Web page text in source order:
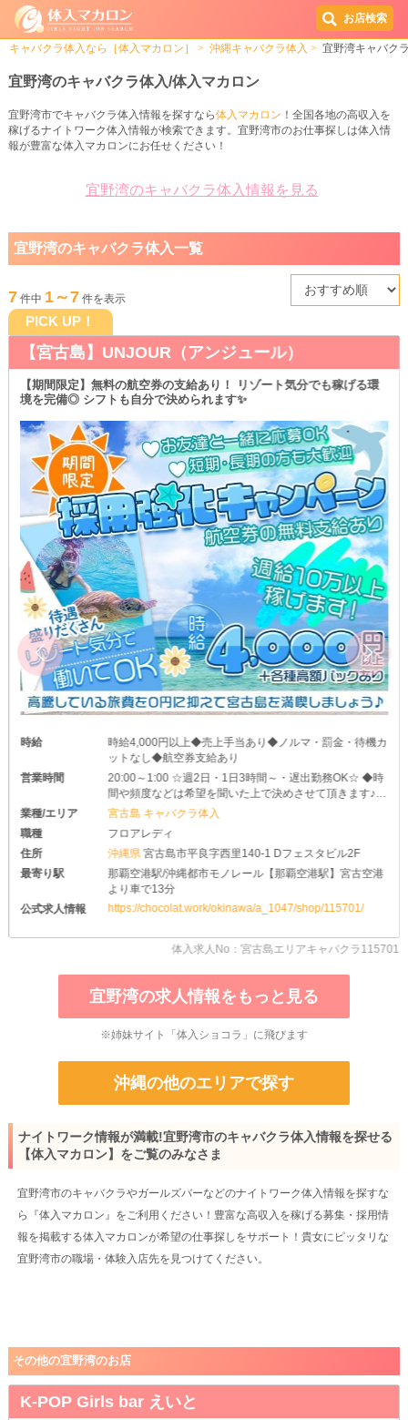
お店検索
キャバクラ体入なら［体入マカロン］ 沖縄キャバクラ体入 宜野湾キャバク
宜野湾のキャバクラ体入/体入マカロン
宜野湾市でキャバクラ体入情報を探すなら体入マカロン ！全国各地の高収入を
稼げるナイトワーク体入情報が検索できます。宜野湾市のお仕事探しは体入情
報が豊富な体入マカロンにお任せください！
宜野湾のキャバクラ体入情報を見る
宜野湾のキャバクラ体入一覧
7 件中 1～7 件を表示
PICK UP！
【宮古島】UNJOUR（アンジュール）
【期間限定】無料の航空券の支給あり！ リゾート気分でも稼げる環
境を完備◎ シフトも自分で決められます✨
時給
時給4,000円以上◆売上手当あり◆ノルマ・罰金・待機カ
ットなし◆航空券支給あり
営業時間
20:00～1:00 ☆週2日・1日3時間～・遅出勤務OK☆ ◆時
間や頻度などは希望を聞いた上で決めさせて頂きます♪
◆レギュラー出勤ももちろんOKです
業種/エリア
宮古島 キャバクラ体入
職種
フロアレディ
住所
沖縄県宮古島市平良字西里140-1 Dフェスタビル2F
最寄り駅
那覇空港駅/沖縄都市モノレール【那覇空港駅】宮古空港
より車で13分
公式求人情報
https://chocolat.work/okinawa/a_1047/shop/115701/
体入求人No：宮古島エリアキャバクラ115701
宜野湾の求人情報をもっと見る
※姉妹サイト「体入ショコラ」に飛びます
沖縄の他のエリアで探す
ナイトワーク情報が満載!宜野湾市のキャバクラ体入情報を探せる
【体入マカロン】をご覧のみなさま
宜野湾市のキャバクラやガールズバーなどのナイトワーク体入情報を探すな
ら『体入マカロン』をご利用ください！豊富な高収入を稼げる募集・採用情
報を掲載する体入マカロンが希望の仕事探しをサポート！貴女にピッタリな
宜野湾市の職場・体験入店先を見つけてください。
その他の宜野湾のお店
K-POP Girls bar えいと